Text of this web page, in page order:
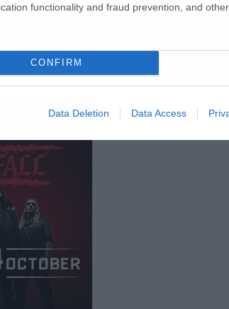
functionality and fraud prevention, and
CONFIRM
Data Deletion Data Access